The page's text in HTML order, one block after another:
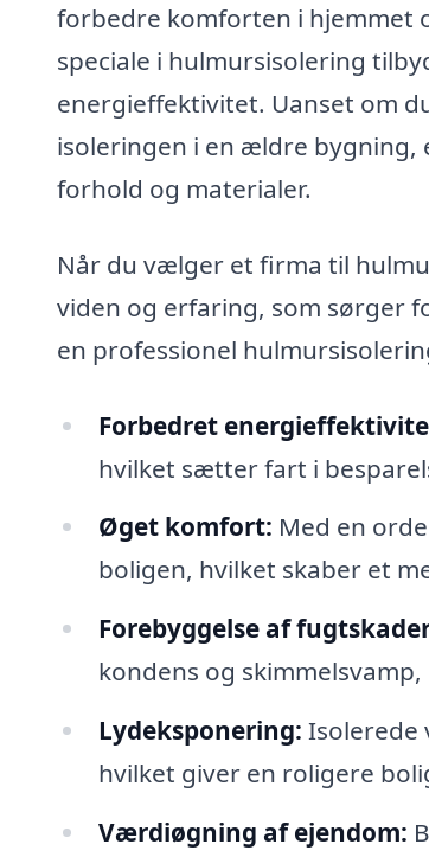
forbedre komforten i hjemmet
speciale i hulmursisolering
energieffektivitet. Uanset om
isoleringen i en ældre
forhold og materialer.
Når du vælger et firma til
viden og erfaring, som sørger
en professionel
Forbedret
hvilket sætter fart i
Øget komfort: Med en
boligen, hvilket skaber et
Forebyggelse af
kondens og
Lydeksponering: Isolerede
hvilket giver en roligere
Værdiøgning af ejendom: